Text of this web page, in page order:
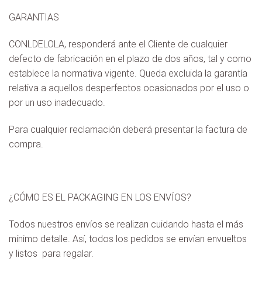
GARANTIAS
CONLDELOLA, responderá ante el Cliente de cualquier
defecto de fabricación en el plazo de dos años, tal y como
establece la normativa vigente. Queda excluida la garantía
relativa a aquellos desperfectos ocasionados por el uso o
por un uso inadecuado.
Para cualquier reclamación deberá presentar la factura de
compra.
¿CÓMO ES EL PACKAGING EN LOS ENVÍOS?
Todos nuestros envíos se realizan cuidando hasta el más
mínimo detalle. Así, todos los pedidos se envían envueltos
y listos para regalar.